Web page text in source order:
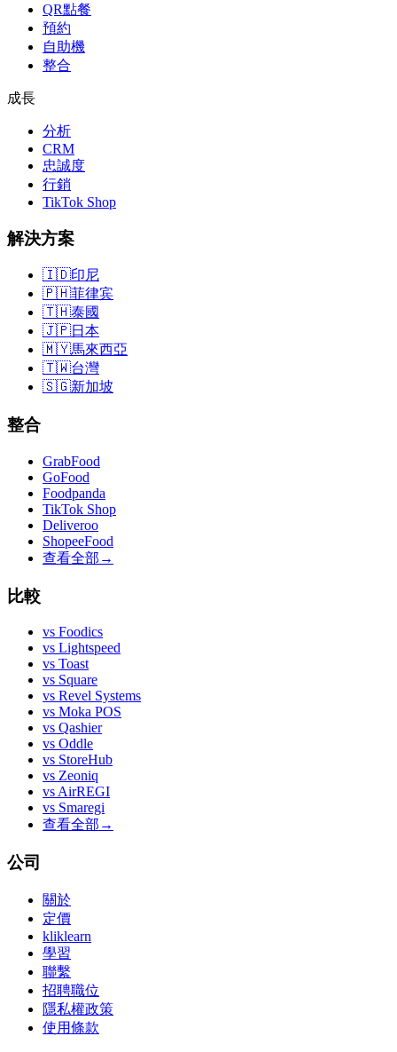
QR點餐
預約
自助機
整合
成長
分析
CRM
忠誠度
行銷
TikTok Shop
解決方案
🇮🇩印尼
🇵🇭菲律宾
🇹🇭泰國
🇯🇵日本
🇲🇾馬來西亞
🇹🇼台灣
🇸🇬新加坡
整合
GrabFood
GoFood
Foodpanda
TikTok Shop
Deliveroo
ShopeeFood
查看全部 →
比較
vs Foodics
vs Lightspeed
vs Toast
vs Square
vs Revel Systems
vs Moka POS
vs Qashier
vs Oddle
vs StoreHub
vs Zeoniq
vs AirREGI
vs Smaregi
查看全部 →
公司
關於
定價
kliklearn
學習
聯繫
招聘職位
隱私權政策
使用條款